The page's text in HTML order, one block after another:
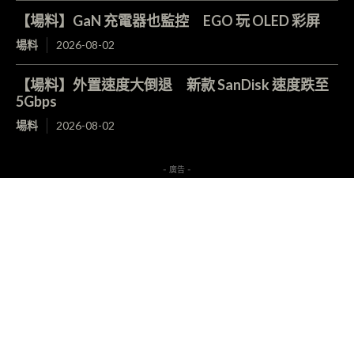
【場料】GaN 充電器也監控 EGO 玩 OLED 彩屏
場料 2026-08-02
【場料】外置速度大倒退 新款 SanDisk 速度跌至
5Gbps
場料 2026-08-02
- 廣告 -